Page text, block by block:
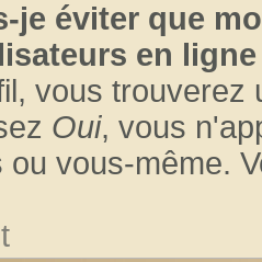
je éviter que
en
vous trouverez
Oui, vous
ou vous-même.